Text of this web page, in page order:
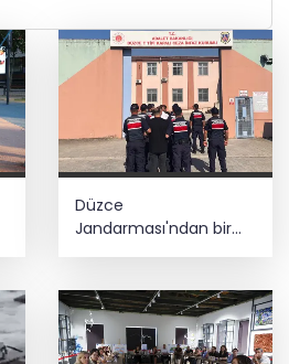
Düzce
Jandarması'ndan bir
haftada 184 olaya
kişi yakalandı